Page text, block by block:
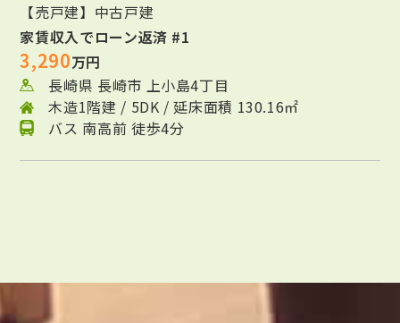
【売戸建】中古戸建
家賃収入でローン返済 #1
3,290万円
長崎県 長崎市 上小島4丁目
木造1階建 / 5DK / 延床面積 130.16㎡
バス 南高前 徒歩4分